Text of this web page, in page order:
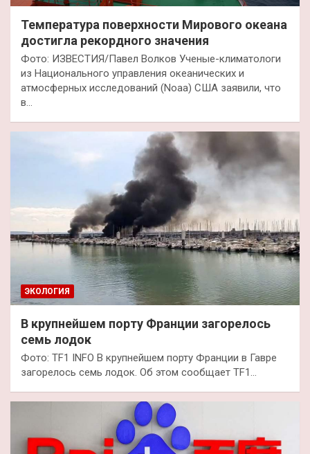
Температура поверхности Мирового океана
достигла рекордного значения
Фото: ИЗВЕСТИЯ/Павел Волков Ученые-климатологи
из Национального управления океанических и
атмосферных исследований (Noaa) США заявили, что
в…
ЭКОЛОГИЯ
В крупнейшем порту Франции загорелось
семь лодок
Фото: TF1 INFO В крупнейшем порту Франции в Гавре
загорелось семь лодок. Об этом сообщает TF1…